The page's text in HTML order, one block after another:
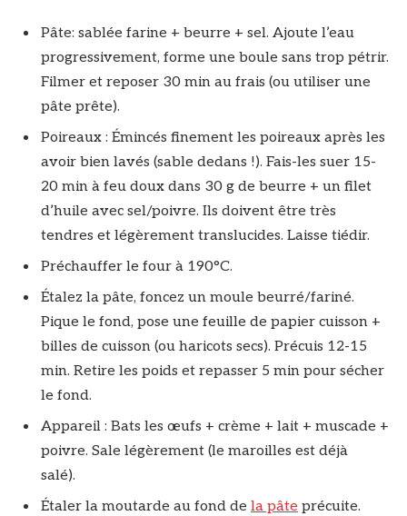
Pâte: sablée farine + beurre + sel. Ajoute l’eau
progressivement, forme une boule sans trop pétrir.
Filmer et reposer 30 min au frais (ou utiliser une
pâte prête).
Poireaux : Émincés finement les poireaux après les
avoir bien lavés (sable dedans !). Fais-les suer 15-
20 min à feu doux dans 30 g de beurre + un filet
d’huile avec sel/poivre. Ils doivent être très
tendres et légèrement translucides. Laisse tiédir.
Préchauffer le four à 190°C.
Étalez la pâte, foncez un moule beurré/fariné.
Pique le fond, pose une feuille de papier cuisson +
billes de cuisson (ou haricots secs). Précuis 12-15
min. Retire les poids et repasser 5 min pour sécher
le fond.
Appareil : Bats les œufs + crème + lait + muscade +
poivre. Sale légèrement (le maroilles est déjà
salé).
Étaler la moutarde au fond de la pâte précuite.